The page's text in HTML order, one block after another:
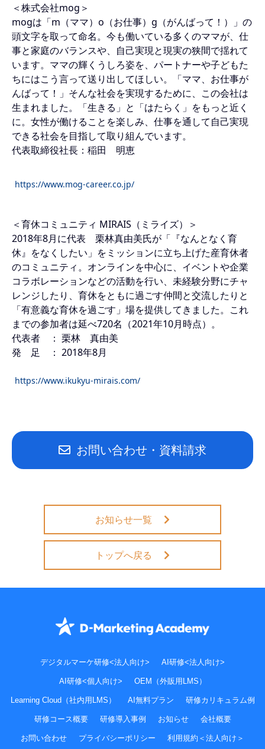
＜株式会社mog＞
mogは「m（ママ）o（お仕事）g（がんばって！）」の
頭文字を取って命名。今も働いている多くのママが、仕
事と家庭のバランスや、自己実現と現実の狭間で揺れて
います。ママの輝くうしろ姿を、パートナーや子どもた
ちにはこう言って送り出してほしい。「ママ、お仕事が
んばって！」そんな社会を実現するために、この会社は
生まれました。「生きる」と「はたらく」をもっと近く
に。女性が働けることを楽しみ、仕事を通して自己実現
できる社会を目指して取り組んでいます。
代表取締役社長：稲田 明恵
https://www.mog-career.co.jp/
＜育休コミュニティ MIRAIS（ミライズ）＞
2018年8月に代表 栗林真由美氏が「『なんとなく育
休』をなくしたい」をミッションに立ち上げた産育休者
のコミュニティ。オンラインを中心に、イベントや企業
コラボレーションなどの活動を行い、未経験分野にチャ
レンジしたり、育休をともに過ごす仲間と交流したりと
「有意義な育休を過ごす」場を提供してきました。これ
までの参加者は延べ720名（2021年10月時点）。
代表者 ： 栗林 真由美
発 足 ： 2018年8月
https://www.ikukyu-mirais.com/
お問い合わせ・資料請求
お知らせ一覧
トップへ戻る
デジタルマーケ研修<法人向け> AI研修<法人向け>
AI研修<個人向け> OEM（外販用LMS）
Learning Cloud（社内用LMS） AI無料プラン 研修カリキュラム例
研修コース概要 研修導入事例 お知らせ 会社概要
お問い合わせ プライバシーポリシー 利用規約＜法人向け＞